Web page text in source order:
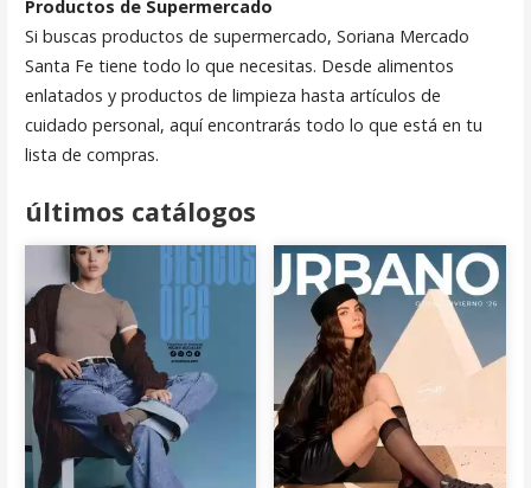
Productos de Supermercado
Si buscas productos de supermercado, Soriana Mercado
Santa Fe tiene todo lo que necesitas. Desde alimentos
enlatados y productos de limpieza hasta artículos de
cuidado personal, aquí encontrarás todo lo que está en tu
lista de compras.
últimos catálogos